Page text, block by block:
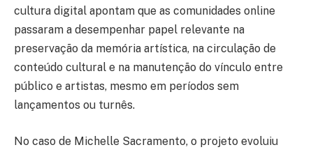
cultura digital apontam que as comunidades online
passaram a desempenhar papel relevante na
preservação da memória artística, na circulação de
conteúdo cultural e na manutenção do vínculo entre
público e artistas, mesmo em períodos sem
lançamentos ou turnês.
No caso de Michelle Sacramento, o projeto evoluiu